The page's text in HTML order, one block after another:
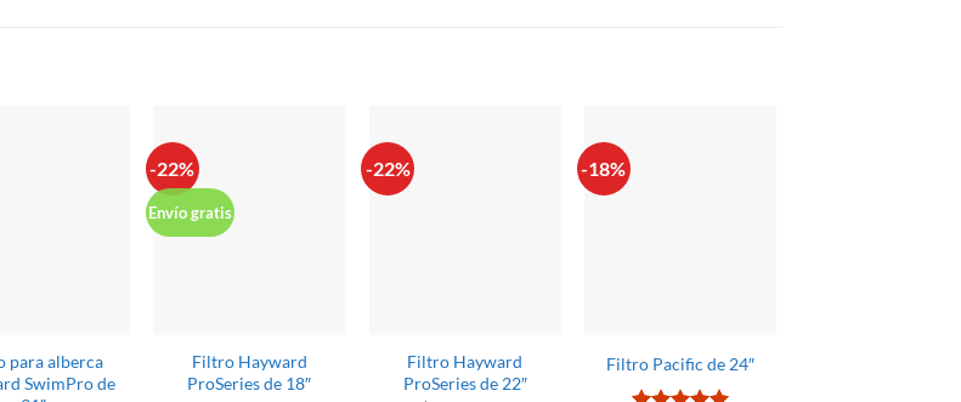
para alberca
SwimPro de
-22%
Envío gratis
Filtro Hayward
ProSeries de 18″
-22%
Filtro Hayward
ProSeries de 22″
-18%
Filtro Pacific de 24″